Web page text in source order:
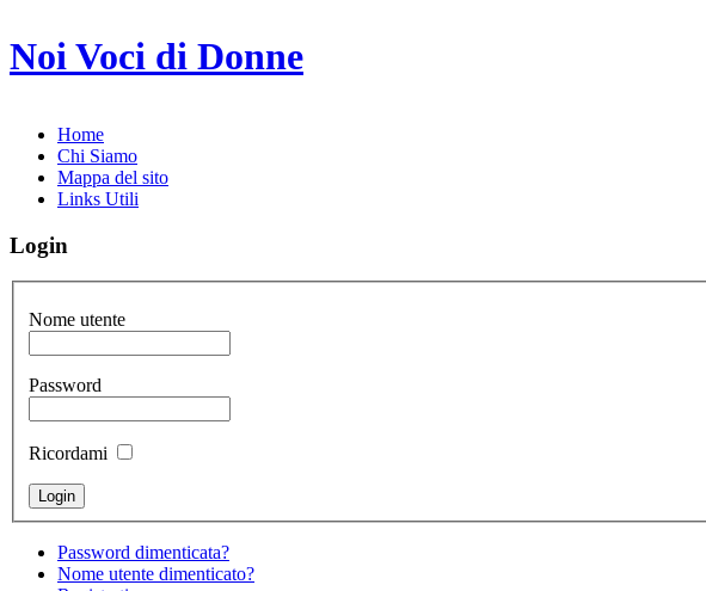
Noi Voci di Donne
Home
Chi Siamo
Mappa del sito
Links Utili
Login
Nome utente
Password
Ricordami
Password dimenticata?
Nome utente dimenticato?